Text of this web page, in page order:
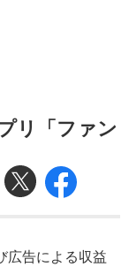
リ「ファン
広告による収益